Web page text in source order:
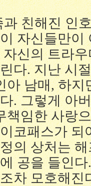
친해진 인
자신들만이
신의 트라
다. 지난 시
아 남매, 하
. 그렇게 아
책임한 사랑
코패스가 되
의 상처는
공을 들인
차 모호해진